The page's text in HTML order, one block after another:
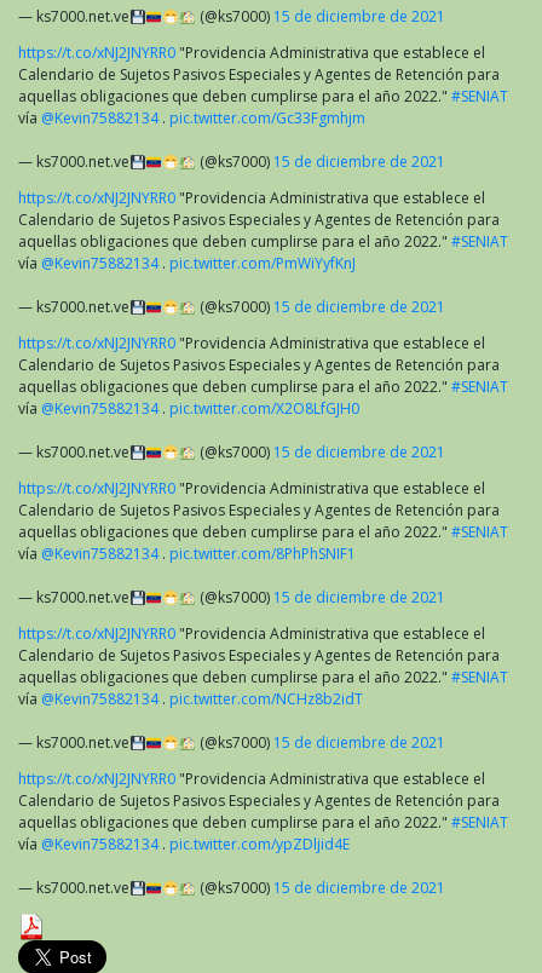
— ks7000.net.ve (@ks7000) 15 de diciembre de 2021
https://t.co/xNJ2JNYRR0 "Providencia Administrativa que establece el
Calendario de Sujetos Pasivos Especiales y Agentes de Retención para
aquellas obligaciones que deben cumplirse para el año 2022." #SENIAT
vía @Kevin75882134. pic.twitter.com/Gc33Fgmhjm
— ks7000.net.ve (@ks7000) 15 de diciembre de 2021
https://t.co/xNJ2JNYRR0 "Providencia Administrativa que establece el
Calendario de Sujetos Pasivos Especiales y Agentes de Retención para
aquellas obligaciones que deben cumplirse para el año 2022." #SENIAT
vía @Kevin75882134. pic.twitter.com/PmWiYyfKnJ
— ks7000.net.ve (@ks7000) 15 de diciembre de 2021
https://t.co/xNJ2JNYRR0 "Providencia Administrativa que establece el
Calendario de Sujetos Pasivos Especiales y Agentes de Retención para
aquellas obligaciones que deben cumplirse para el año 2022." #SENIAT
vía @Kevin75882134. pic.twitter.com/X2O8LfGJH0
— ks7000.net.ve (@ks7000) 15 de diciembre de 2021
https://t.co/xNJ2JNYRR0 "Providencia Administrativa que establece el
Calendario de Sujetos Pasivos Especiales y Agentes de Retención para
aquellas obligaciones que deben cumplirse para el año 2022." #SENIAT
vía @Kevin75882134. pic.twitter.com/8PhPhSNIF1
— ks7000.net.ve (@ks7000) 15 de diciembre de 2021
https://t.co/xNJ2JNYRR0 "Providencia Administrativa que establece el
Calendario de Sujetos Pasivos Especiales y Agentes de Retención para
aquellas obligaciones que deben cumplirse para el año 2022." #SENIAT
vía @Kevin75882134. pic.twitter.com/NCHz8b2idT
— ks7000.net.ve (@ks7000) 15 de diciembre de 2021
https://t.co/xNJ2JNYRR0 "Providencia Administrativa que establece el
Calendario de Sujetos Pasivos Especiales y Agentes de Retención para
aquellas obligaciones que deben cumplirse para el año 2022." #SENIAT
vía @Kevin75882134. pic.twitter.com/ypZDljid4E
— ks7000.net.ve (@ks7000) 15 de diciembre de 2021